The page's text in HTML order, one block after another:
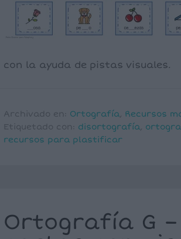
con la ayuda de pistas visuales.
Archivado en: Ortografía, Recursos
Etiquetado con: disortografía,
recursos para plastificar
Ortografía G